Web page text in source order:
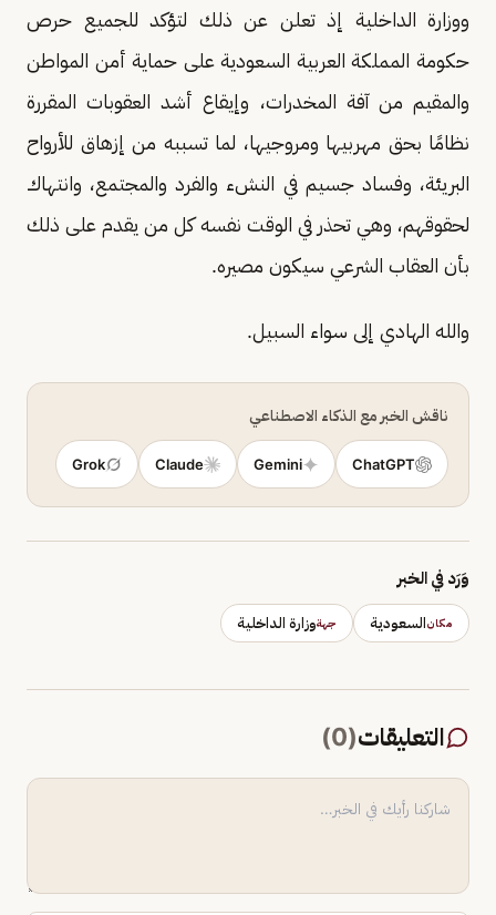
ووزارة الداخلية إذ تعلن عن ذلك لتؤكد للجميع حرص
حكومة المملكة العربية السعودية على حماية أمن المواطن
والمقيم من آفة المخدرات، وإيقاع أشد العقوبات المقررة
نظامًا بحق مهربيها ومروجيها، لما تسببه من إزهاق للأرواح
البريئة، وفساد جسيم في النشء والفرد والمجتمع، وانتهاك
لحقوقهم، وهي تحذر في الوقت نفسه كل من يقدم على ذلك
بأن العقاب الشرعي سيكون مصيره.
والله الهادي إلى سواء السبيل.
ناقش الخبر مع الذكاء الاصطناعي
ChatGPT
Gemini
Claude
Grok
وَرَد في الخبر
مكانالسعودية جهةوزارة الداخلية
التعليقات(
0
)